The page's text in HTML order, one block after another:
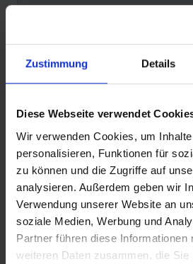
Zustimmung Details
Diese Webseite verwendet
Wir verwenden Cookies, um
personalisieren, Funktionen für
zu können und die Zugriffe auf
analysieren. Außerdem geben wir
Verwendung unserer Website an
soziale Medien, Werbung und
Partner führen diese Informationen
weiteren Daten zusammen, die Sie
Wahl für alle Pedelecs mit einer
km/h. Das wichtigstes Kriterium für
Sicherheit.
PRODUKTINFORMATIONEN